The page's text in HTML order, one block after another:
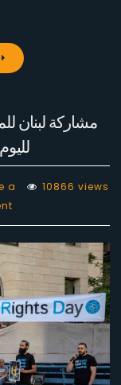
مشاركة لبنان
a
on
مشاركة
لبنان
للمرة
الأولى
في
إحياء
الذّكرى
السّنوية
لليوم
10866 views